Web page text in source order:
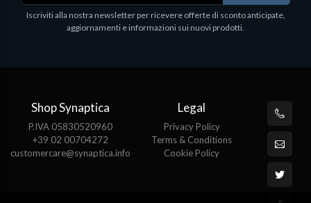
Iscriviti alla nostra newsletter per ricevere offerte di sconto anticipate,
aggiornamenti e informazioni sui nuovi prodotti.
Shop Synaptica
P.IVA 05830520960
+39 02 00704272
customercare@synaptica.info
Legal
Privacy Policy
Terms & Conditions
Cookie Policy